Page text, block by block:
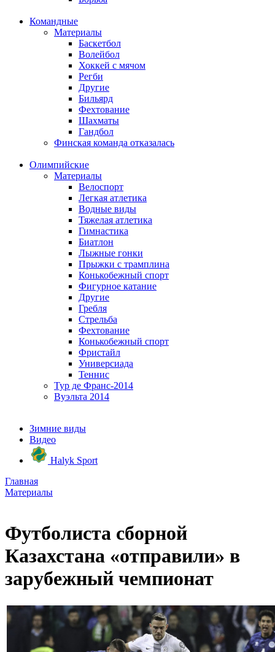
Командные
Материалы
Баскетбол
Волейбол
Хоккей с мячом
Регби
Другие
Бильярд
Фехтование
Шахматы
Гандбол
Финская команда отказалась
Олимпийские
Материалы
Велоспорт
Легкая атлетика
Водные виды
Тяжелая атлетика
Гимнастика
Биатлон
Лыжные гонки
Прыжки с трамплина
Конькобежный спорт
Фигурное катание
Другие
Гребля
Стрельба
Фехтование
Конькобежный спорт
Фристайл
Универсиада
Теннис
Тур де Франс-2014
Вуэльта 2014
Зимние виды
Видео
Halyk Sport
Главная
Материалы
Футболиста сборной
Казахстана «отправили» в
зарубежный чемпионат